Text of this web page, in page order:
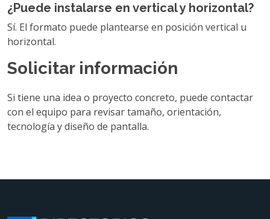
¿Puede instalarse en vertical y horizontal?
Sí. El formato puede plantearse en posición vertical u
horizontal.
Solicitar información
Si tiene una idea o proyecto concreto, puede contactar
con el equipo para revisar tamaño, orientación,
tecnología y diseño de pantalla.